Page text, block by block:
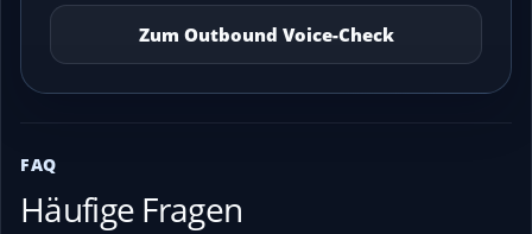
Zum Outbound Voice-Check
FAQ
Häufige Fragen